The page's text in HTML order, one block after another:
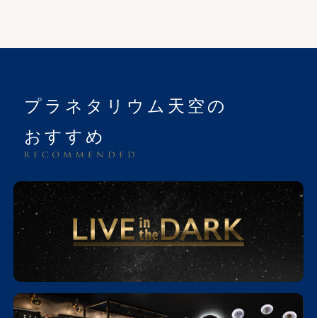
プラネタリウム天空の
おすすめ